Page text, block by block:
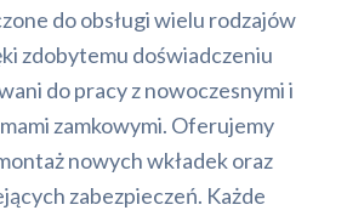
do obsługi wielu rodzajów
zdobytemu doświadczeniu
do pracy z nowoczesnymi i
zamkowymi. Oferujemy
nowych wkładek oraz
zabezpieczeń. Każde